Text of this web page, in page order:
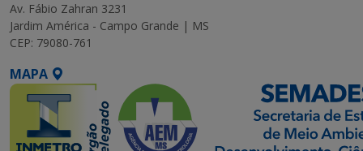
Av. Fábio Zahran 3231
Jardim América - Campo Grande | MS
CEP: 79080-761
MAPA